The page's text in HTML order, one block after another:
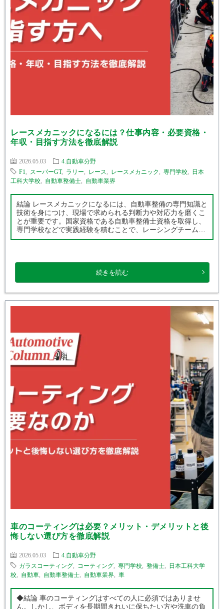
レースメカニックになるには？仕事内容・必要資格・
年収・目指す方法を徹底解説
2026.05.03
4.自動車分野
F1
スーパーGT, ラリー レース レースメカニック 専門学校
日本
工科大学校
自動車整備士 自動車業界
結論 レースメカニックになるには、自動車整備の専門知識と
技術を身につけ、現場で求められる判断力や対応力を磨くこ
とが重要です。国家資格である自動車整備士資格を取得し、
専門学校などで実践経験を積むことで、レーシングチームや
モータースポーツ関連企業を目指す道が広がります。 この記
続きを読む
車のコーティングは必要？メリット・デメリットと後
悔しない選び方を徹底解説
2026.05.03
4.自動車分野
ガラスコーティング
コーティング 専門学校 整備士
日本工科大学
校
自動車 自動車整備士 自動車業界 車
◆結論 車のコーティングはすべての人に必須ではありませ
ん。しかし、ボディを長期間きれいに保ちたい方や洗車の負